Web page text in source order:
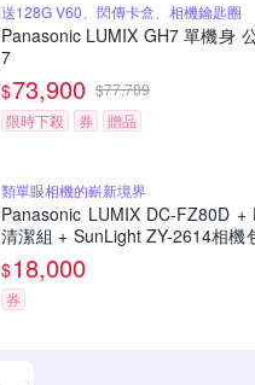
送128G V60、閃傳卡盒、相機鑰匙圈
Panasonic LUMIX GH7 單機身
7
$73,900 $77,789
限時下殺
券 贈品
類單眼相機的嶄新境界
Panasonic LUMIX DC-FZ80D +
清潔組 + SunLight ZY-2614相機
瑪 HD-100C電子除濕卡 FZ80D (
$18,000
券